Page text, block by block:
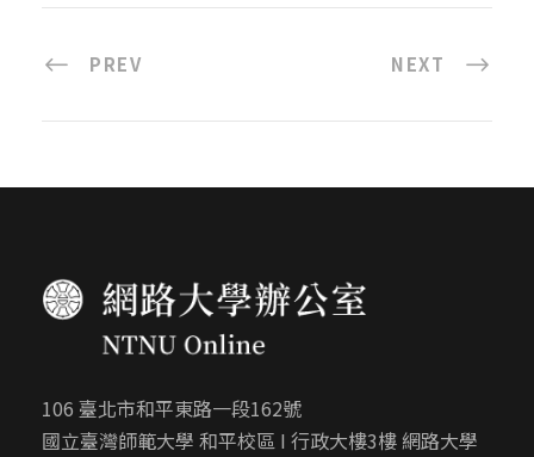
PREV NEXT
106 臺北市和平東路一段162號
國立臺灣師範大學 和平校區 I 行政大樓3樓 網路大學